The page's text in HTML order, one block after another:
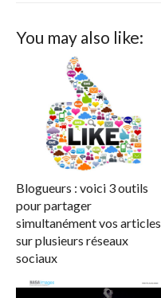
You may also like:
Blogueurs : voici 3 outils
pour partager
simultanément vos articles
sur plusieurs réseaux
sociaux